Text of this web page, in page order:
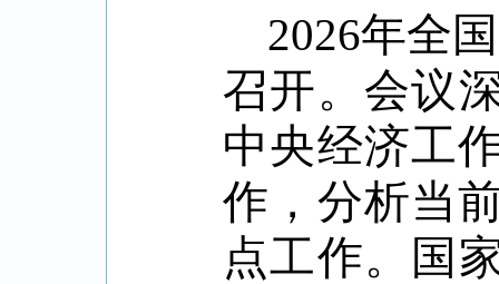
2026年全
召开。会议
中央经济工
作，分析当
点工作。国